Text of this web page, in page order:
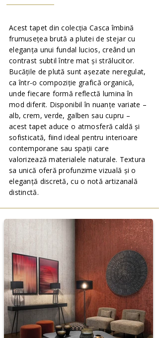
Acest tapet din colecția Casca îmbină
frumusețea brută a plutei de stejar cu
eleganța unui fundal lucios, creând un
contrast subtil între mat și strălucitor.
Bucățile de plută sunt așezate neregulat,
ca într-o compoziție grafică organică,
unde fiecare formă reflectă lumina în
mod diferit. Disponibil în nuanțe variate –
alb, crem, verde, galben sau cupru –
acest tapet aduce o atmosferă caldă și
sofisticată, fiind ideal pentru interioare
contemporane sau spații care
valorizează materialele naturale. Textura
sa unică oferă profunzime vizuală și o
eleganță discretă, cu o notă artizanală
distinctă.